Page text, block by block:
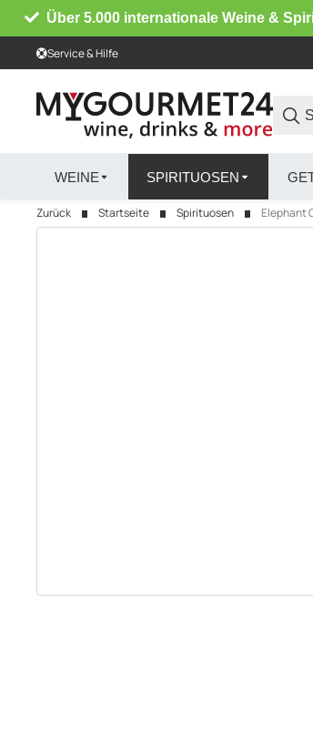
Über 5.000 internationale Weine &
Service & Hilfe
WEINE SPIRITUOSEN
Zurück Startseite Spirituosen
Elephant